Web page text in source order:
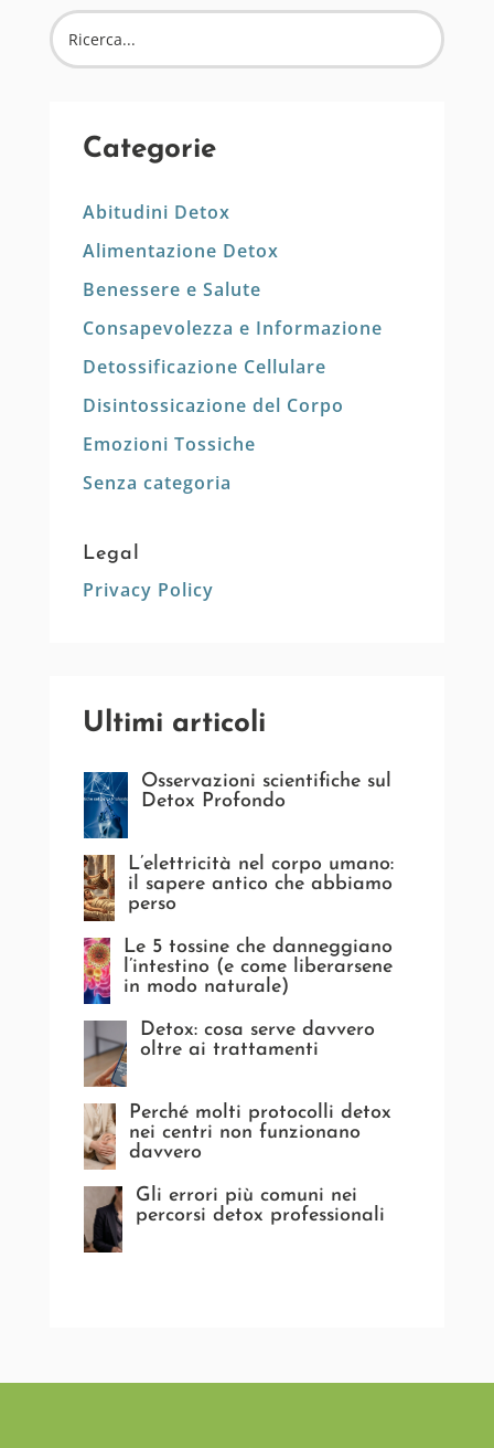
Categorie
Abitudini Detox
Alimentazione Detox
Benessere e Salute
Consapevolezza e Informazione
Detossificazione Cellulare
Disintossicazione del Corpo
Emozioni Tossiche
Senza categoria
Legal
Privacy Policy
Ultimi articoli
Osservazioni scientifiche sul
Detox Profondo
L’elettricità nel corpo umano:
il sapere antico che abbiamo
perso
Le 5 tossine che danneggiano
l’intestino (e come liberarsene
in modo naturale)
Detox: cosa serve davvero
oltre ai trattamenti
Perché molti protocolli detox
nei centri non funzionano
davvero
Gli errori più comuni nei
percorsi detox professionali